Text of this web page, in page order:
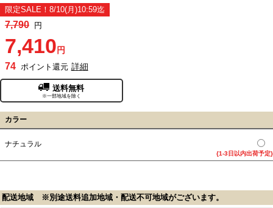
限定SALE！8/10(月)10:59迄
7,790 円
7,410 円
74 ポイント還元 詳細
送料無料
※一部地域を除く
カラー
ナチュラル
{1-3日以内出荷予定}
配送地域 ※別途送料追加地域・配送不可地域がございます。